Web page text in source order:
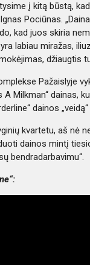
į kitą būstą,
Pociūnas.
kad juos skiria
labiau miražas,
džiaugtis
Pažaislyje
A Milkman“
dainos
kvartetu, aš nė
dainos mintį
bendradarbavimu“.